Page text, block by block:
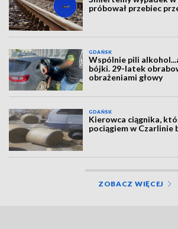
próbował przebiec
GDAŃSK
Wspólnie pili
bójki. 29-latek
obrażeniami głowy
GDAŃSK
Kierowca ciągnika,
pociągiem w Czarlinie
ZOBACZ WIĘCEJ